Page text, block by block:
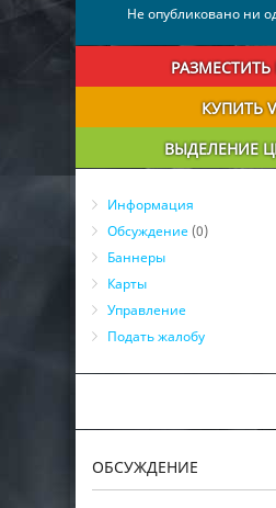
Doctor
Легион
30
HITM@N
Roman95
Не опубликовано ни
РАЗМЕСТИТЬ
КУПИТЬ
ВЫДЕЛЕНИЕ
Информация
Обсуждение (0)
Баннеры
Карты
Управление
Подать жалобу
ОБСУЖДЕНИЕ